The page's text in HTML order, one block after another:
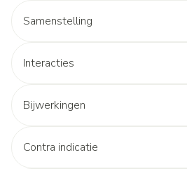
Samenstelling
Interacties
Bijwerkingen
Contra indicatie